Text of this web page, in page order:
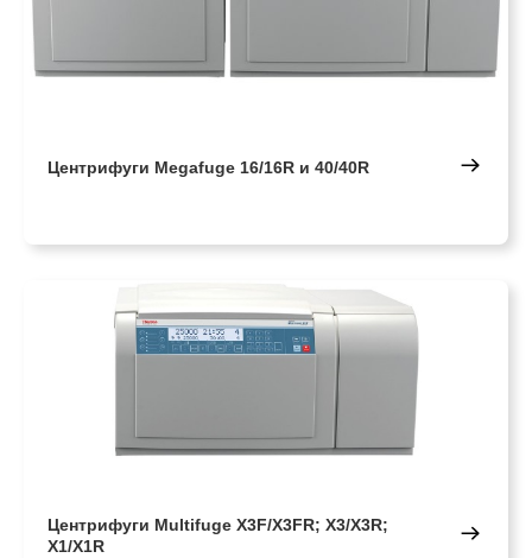
Центрифуги Megafuge 16/16R и 40/40R
Центрифуги Multifuge X3F/X3FR; X3/X3R;
X1/X1R